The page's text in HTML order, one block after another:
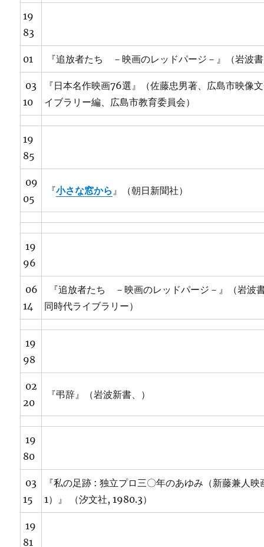
19
83
01 『追放者たち －映画のレッドパージ－』（岩波
03
10
『日本名作映画76選』（佐藤忠男著、広島市映像
イブラリー編、広島市教育委員会）
19
85
09
05
『小さな窓から 』（朝日新聞社）
19
96
06
14
『追放者たち －映画のレッドパージ－』（岩
同時代ライブラリー）
19
98
02
20
『弔辞』（岩波新書、）
19
80
03
15
『私の足跡 : 独立プロ三〇年のあゆみ（新藤兼人映
1）』 （汐文社, 1980.3）
19
81